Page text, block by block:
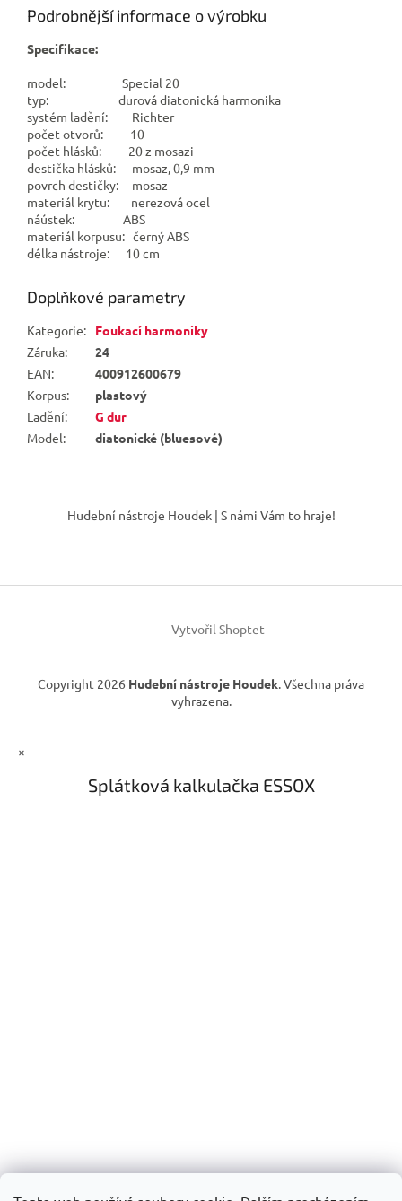
Podrobnější informace o výrobku
Specifikace:
model: Special 20
typ: durová diatonická harmonika
systém ladění: Richter
počet otvorů: 10
počet hlásků: 20 z mosazi
destička hlásků: mosaz, 0,9 mm
povrch destičky: mosaz
materiál krytu: nerezová ocel
náústek: ABS
materiál korpusu: černý ABS
délka nástroje: 10 cm
Doplňkové parametry
Kategorie:
Foukací harmoniky
Záruka:
24
EAN:
400912600679
Korpus:
plastový
Ladění:
G dur
Model: diatonické (bluesové)
í
Hudební nástroje Houdek | S námi Vám to hraje!
Vytvořil Shoptet
Copyright 2026 Hudební nástroje Houdek. Všechna práva
vyhrazena.
×
Splátková kalkulačka ESSOX